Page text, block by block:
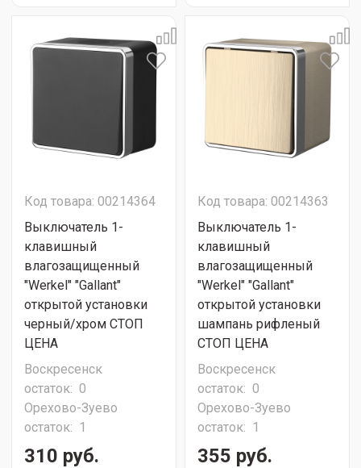
Код товара: 00214364
Выключатель 1-
клавишный
влагозащищенный
"Werkel" "Gallant"
открытой установки
черный/хром СТОП
ЦЕНА
Воскресенск
остаток: 0
Орехово-Зуево
остаток: 1
310 руб.
Код товара: 00214363
Выключатель 1-
клавишный
влагозащищенный
"Werkel" "Gallant"
открытой установки
шампань рифленый
СТОП ЦЕНА
Воскресенск
остаток: 0
Орехово-Зуево
остаток: 1
355 руб.